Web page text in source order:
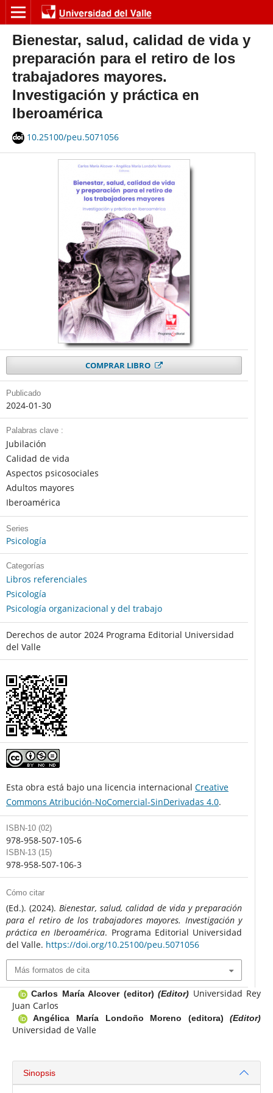
Bienestar, salud, calidad de vida y
preparación para el retiro de los
trabajadores mayores.
Investigación y práctica en
Iberoamérica
10.25100/peu.5071056
COMPRAR LIBRO
Publicado
2024-01-30
Palabras clave :
Jubilación
Calidad de vida
Aspectos psicosociales
Adultos mayores
Iberoamérica
Series
Psicología
Categorías
Libros referenciales
Psicología
Psicología organizacional y del trabajo
Derechos de autor 2024 Programa Editorial Universidad
del Valle
Esta obra está bajo una licencia internacional Creative
Commons Atribución-NoComercial-SinDerivadas 4.0.
ISBN-10 (02)
978-958-507-105-6
ISBN-13 (15)
978-958-507-106-3
Cómo citar
(Ed.). (2024).Bienestar, salud, calidad de vida y preparación
para el retiro de los trabajadores mayores. Investigación y
práctica en Iberoamérica. Programa Editorial Universidad
del Valle. https://doi.org/10.25100/peu.5071056
Más formatos de cita
Carlos María Alcover (editor)(Editor) Universidad Rey
Juan Carlos
Angélica María Londoño Moreno (editora)(Editor)
Universidad de Valle
Sinopsis